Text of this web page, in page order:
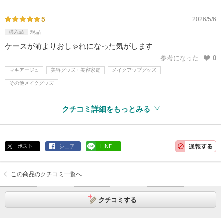
5 2026/5/6
購入品 現品
ケースが前よりおしゃれになった気がします
参考になった 0
マキアージュ 美容グッズ・美容家電 メイクアップグッズ
その他メイクグッズ
クチコミ詳細をもっとみる
ポスト シェア LINE
この商品のクチコミ一覧へ
クチコミする